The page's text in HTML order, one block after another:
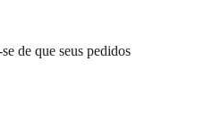
de que seus pedidos